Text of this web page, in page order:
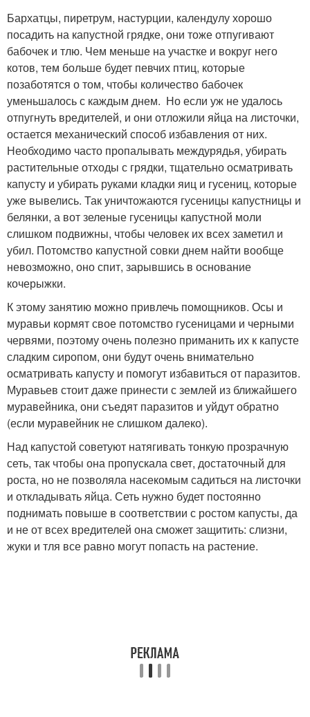
Бархатцы, пиретрум, настурции, календулу хорошо
посадить на капустной грядке, они тоже отпугивают
бабочек и тлю. Чем меньше на участке и вокруг него
котов, тем больше будет певчих птиц, которые
позаботятся о том, чтобы количество бабочек
уменьшалось с каждым днем. Но если уж не удалось
отпугнуть вредителей, и они отложили яйца на листочки,
остается механический способ избавления от них.
Необходимо часто пропалывать междурядья, убирать
растительные отходы с грядки, тщательно осматривать
капусту и убирать руками кладки яиц и гусениц, которые
уже вывелись. Так уничтожаются гусеницы капустницы и
белянки, а вот зеленые гусеницы капустной моли
слишком подвижны, чтобы человек их всех заметил и
убил. Потомство капустной совки днем найти вообще
невозможно, оно спит, зарывшись в основание
кочерыжки.
К этому занятию можно привлечь помощников. Осы и
муравьи кормят свое потомство гусеницами и черными
червями, поэтому очень полезно приманить их к капусте
сладким сиропом, они будут очень внимательно
осматривать капусту и помогут избавиться от паразитов.
Муравьев стоит даже принести с землей из ближайшего
муравейника, они съедят паразитов и уйдут обратно
(если муравейник не слишком далеко).
Над капустой советуют натягивать тонкую прозрачную
сеть, так чтобы она пропускала свет, достаточный для
роста, но не позволяла насекомым садиться на листочки
и откладывать яйца. Сеть нужно будет постоянно
поднимать повыше в соответствии с ростом капусты, да
и не от всех вредителей она сможет защитить: слизни,
жуки и тля все равно могут попасть на растение.